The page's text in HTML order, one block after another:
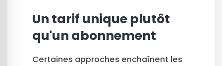
Un tarif unique plutôt
qu'un abonnement
Certaines approches enchaînent les